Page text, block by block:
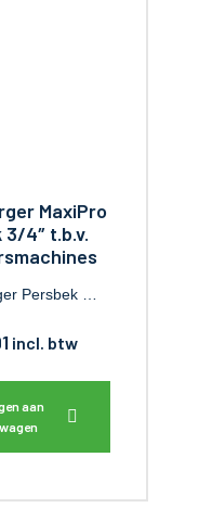
MaxiPro
4″ t.b.v.
Persbek …
incl. btw
aan